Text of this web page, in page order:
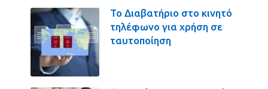
Το Διαβατήριο στο κινητό
τηλέφωνο για χρήση σε
ταυτοποίηση